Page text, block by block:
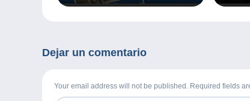
Dejar un comentario
Your email address will not be published. Required fields